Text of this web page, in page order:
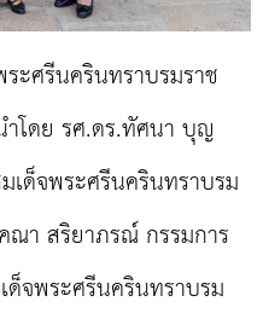
ะศรีนครินทราบรมราช
โดย รศ.ดร.ทัศนา บุญ
เด็จพระศรีนครินทราบรม
า สริยาภรณ์ กรรมการ
จพระศรีนครินทราบรม